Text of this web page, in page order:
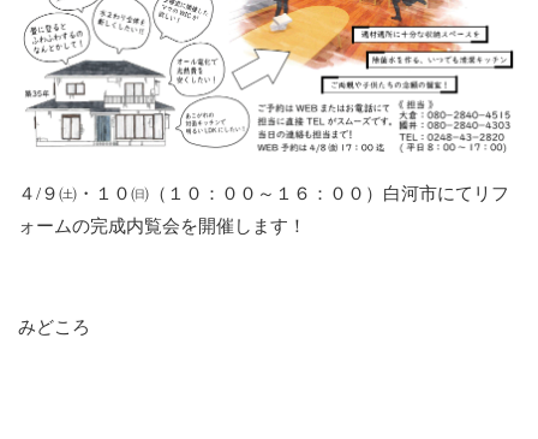
４/９㈯・１０㈰（１０：００～１６：００）白河市にてリフ
ォームの完成内覧会を開催します！
みどころ